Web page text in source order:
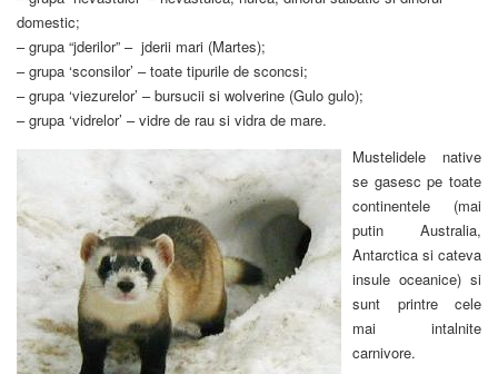
domestic;
– grupa “jderilor” – jderii mari (Martes);
– grupa ‘sconsilor’ – toate tipurile de sconcsi;
– grupa ‘viezurelor’ – bursucii si wolverine (Gulo gulo);
– grupa ‘vidrelor’ – vidre de rau si vidra de mare.
Mustelidele native
se gasesc pe toate
continentele (mai
putin Australia,
Antarctica si cateva
insule oceanice) si
sunt printre cele
mai intalnite
carnivore.